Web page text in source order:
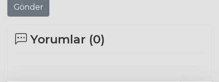
Gönder
Yorumlar (0)